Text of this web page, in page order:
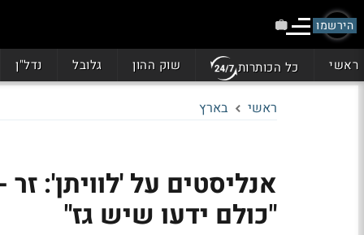
הירשמו
ראשי כל הכותרות שוק ההון גלובל נדל"ן
ראשי בארץ
אנליסטים על 'לוויתן':
"כולם ידעו שיש גז"